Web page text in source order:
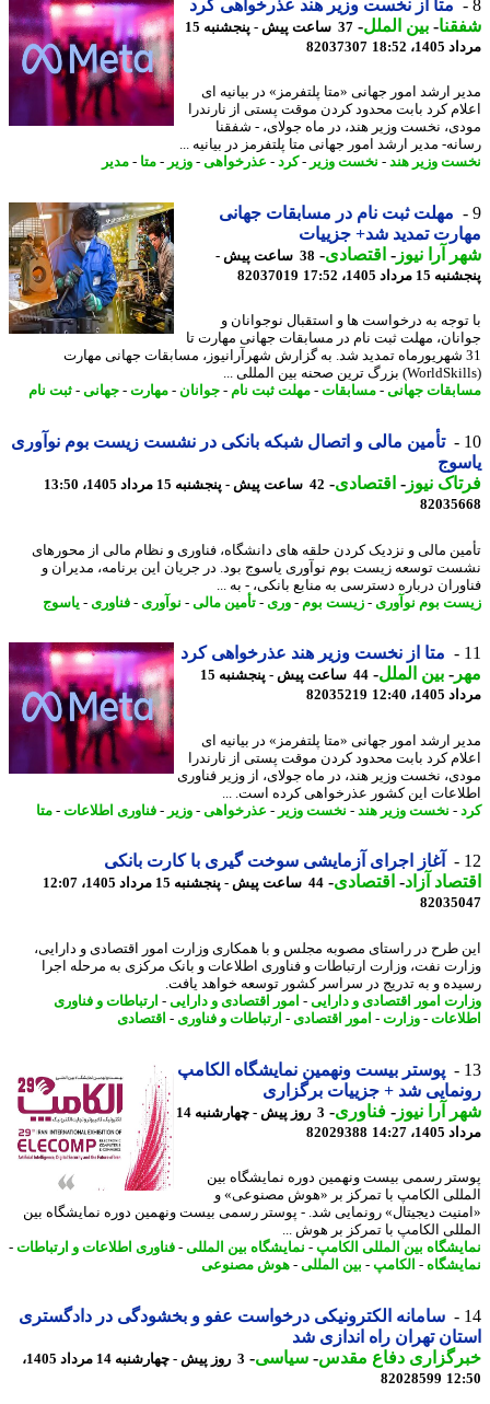
متا از نخست وزیر هند عذرخواهی کرد
-بین الملل-
37 ساعت پیش - پنجشنبه 15
18:52
82037307
ارشد امور جهانی «متا پلتفرمز» در بیانیه ای
کرد بابت محدود کردن موقت پستی از نارندرا
نخست وزیر هند، در ماه جولای، - شفقنا
مدیر ارشد امور جهانی متا پلتفرمز در بیانیه ...
وزیر هند -نخست وزیر - کرد-عذرخواهی-وزیر - متا -مدیر
مهلت ثبت نام در مسابقات جهانی
تمدید شد+ جزییات
آرا نیوز-اقتصادی-
38 ساعت پیش -
1405، 17:52
82037019
به درخواست ها و استقبال نوجوانان و
مهلت ثبت نام در مسابقات جهانی مهارت تا
شهریورماه تمدید شد. به گزارش شهرآرانیوز، مسابقات جهانی مهارت
جهانی-مسابقات-مهلت ثبت نام-جوانان-مهارت- جهانی-ثبت نام
تأمین مالی و اتصال شبکه بانکی در نشست زیست بوم نوآوری
نیوز-اقتصادی-42 ساعت پیش - پنجشنبه 15 مرداد 1405، 13:50
مالی و نزدیک کردن حلقه های دانشگاه، فناوری و نظام مالی از محورهای
توسعه زیست بوم نوآوری یاسوج بود. در جریان این برنامه، مدیران و
درباره دسترسی به منابع بانکی، - به ...
بوم نوآوری - زیست بوم-وری - تأمین مالی-نوآوری - فناوری- یاسوج
متا از نخست وزیر هند عذرخواهی کرد
-بین الملل-
44 ساعت پیش - پنجشنبه 15
12:40
82035219
ارشد امور جهانی «متا پلتفرمز» در بیانیه ای
کرد بابت محدود کردن موقت پستی از نارندرا
نخست وزیر هند، در ماه جولای، از وزیر فناوری
این کشور عذرخواهی کرده است. ...
-نخست وزیر هند -نخست وزیر - عذرخواهی-وزیر - فناوری اطلاعات-متا
آغاز اجرای آزمایشی سوخت گیری با کارت بانکی
آزاد - اقتصادی-44 ساعت پیش - پنجشنبه 15 مرداد 1405، 12:07
طرح در راستای مصوبه مجلس و با همکاری وزارت امور اقتصادی و دارایی،
نفت، وزارت ارتباطات و فناوری اطلاعات و بانک مرکزی به مرحله اجرا
و به تدریج در سراسر کشور توسعه خواهد یافت.
امور اقتصادی و دارایی- امور اقتصادی و دارایی- ارتباطات و فناوری
-وزارت - امور اقتصادی-ارتباطات و فناوری- اقتصادی
پوستر بیست ونهمین نمایشگاه الکامپ
شد + جزییات برگزاری
آرا نیوز-فناوری-
3 روز پیش - چهارشنبه 14
14:27
82029388
رسمی بیست ونهمین دوره نمایشگاه بین
الکامپ با تمرکز بر «هوش مصنوعی» و
دیجیتال» رونمایی شد. - پوستر رسمی بیست ونهمین دوره نمایشگاه بین
الکامپ با تمرکز بر هوش ...
بین المللی الکامپ-نمایشگاه بین المللی-فناوری اطلاعات و ارتباطات-
-الکامپ-بین المللی-هوش مصنوعی
سامانه الکترونیکی درخواست عفو و بخشودگی در دادگستری
تهران راه اندازی شد
دفاع مقدس-سیاسی-
3 روز پیش - چهارشنبه 14 مرداد 1405،
82028599